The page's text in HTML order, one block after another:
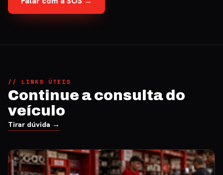
// LINKS ÚTEIS
Continue a consulta do
veículo
Tirar dúvida →